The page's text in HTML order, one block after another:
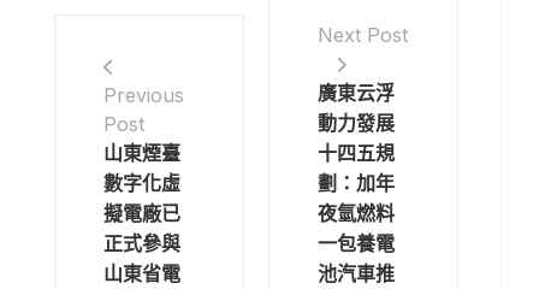
Previous
Post
山東煙臺
數字化虛
擬電廠已
正式參與
山東省電
Next Post
廣東云浮
動力發展
十四五規
劃：加年
夜氫燃料
一包養電
池汽車推